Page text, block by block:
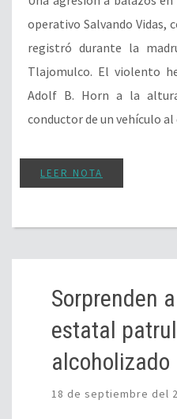
operativo Salvando Vidas,
registró durante la
Tlajomulco. El violento
Adolf B. Horn a la
conductor de un vehículo
LEER NOTA
Sorprenden
estatal
alcoholizado
18 de septiembre del